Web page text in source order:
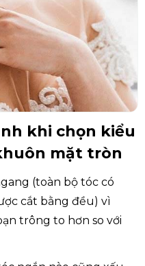
khi chọn kiểu
mặt tròn
(toàn bộ tóc có
cắt bằng đều) vì
trông to hơn so với